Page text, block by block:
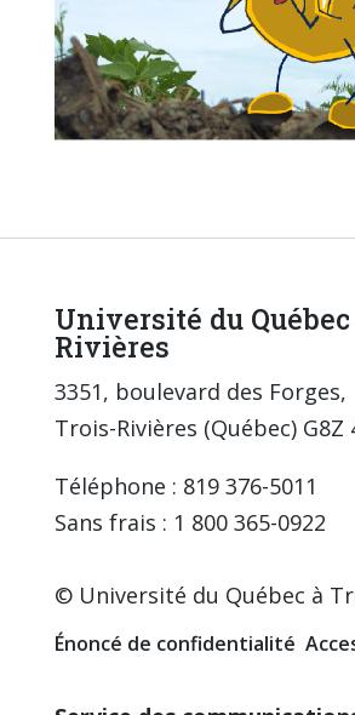
Université du
Rivières
3351, boulevard des Forges,
Trois-Rivières (Québec) G8Z
Téléphone : 819 376-5011
Sans frais : 1 800 365-0922
© Université du Québec à
Énoncé de confidentialité